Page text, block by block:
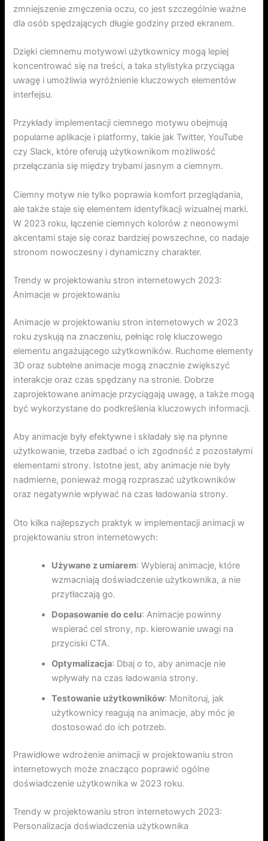
zmniejszenie zmęczenia oczu, co jest szczególnie ważne
dla osób spędzających długie godziny przed ekranem.
Dzięki ciemnemu motywowi użytkownicy mogą lepiej
koncentrować się na treści, a taka stylistyka przyciąga
uwagę i umożliwia wyróżnienie kluczowych elementów
interfejsu.
Przykłady implementacji ciemnego motywu obejmują
popularne aplikacje i platformy, takie jak Twitter, YouTube
czy Slack, które oferują użytkownikom możliwość
przełączania się między trybami jasnym a ciemnym.
Ciemny motyw nie tylko poprawia komfort przeglądania,
ale także staje się elementem identyfikacji wizualnej marki.
W 2023 roku, łączenie ciemnych kolorów z neonowymi
akcentami staje się coraz bardziej powszechne, co nadaje
stronom nowoczesny i dynamiczny charakter.
Trendy w projektowaniu stron internetowych 2023:
Animacje w projektowaniu
Animacje w projektowaniu stron internetowych w 2023
roku zyskują na znaczeniu, pełniąc rolę kluczowego
elementu angażującego użytkowników. Ruchome elementy
3D oraz subtelne animacje mogą znacznie zwiększyć
interakcje oraz czas spędzany na stronie. Dobrze
zaprojektowane animacje przyciągają uwagę, a także mogą
być wykorzystane do podkreślenia kluczowych informacji.
Aby animacje były efektywne i składały się na płynne
użytkowanie, trzeba zadbać o ich zgodność z pozostałymi
elementami strony. Istotne jest, aby animacje nie były
nadmierne, ponieważ mogą rozpraszać użytkowników
oraz negatywnie wpływać na czas ładowania strony.
Oto kilka najlepszych praktyk w implementacji animacji w
projektowaniu stron internetowych:
Używane z umiarem: Wybieraj animacje, które
wzmacniają doświadczenie użytkownika, a nie
przytłaczają go.
Dopasowanie do celu: Animacje powinny
wspierać cel strony, np. kierowanie uwagi na
przyciski CTA.
Optymalizacja: Dbaj o to, aby animacje nie
wpływały na czas ładowania strony.
Testowanie użytkowników: Monitoruj, jak
użytkownicy reagują na animacje, aby móc je
dostosować do ich potrzeb.
Prawidłowe wdrożenie animacji w projektowaniu stron
internetowych może znacząco poprawić ogólne
doświadczenie użytkownika w 2023 roku.
Trendy w projektowaniu stron internetowych 2023:
Personalizacja doświadczenia użytkownika